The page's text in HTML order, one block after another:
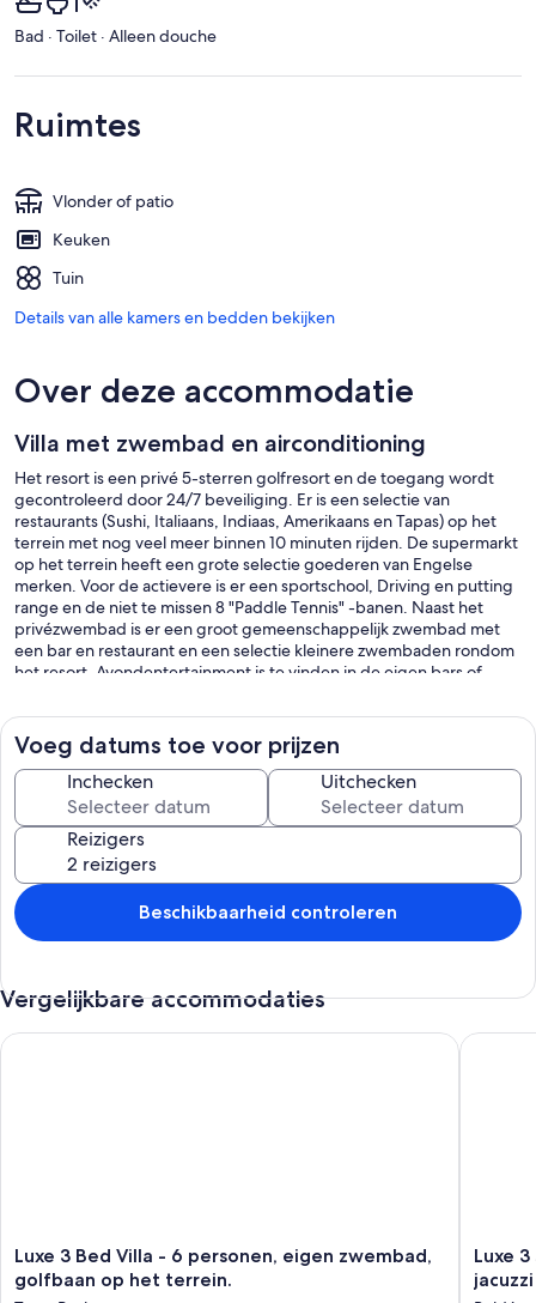
Bad · Toilet · Alleen douche
Ruimtes
Vlonder of patio
Keuken
Tuin
Details van alle kamers en bedden bekijken
Over deze accommodatie
Villa met zwembad en airconditioning
Het resort is een privé 5-sterren golfresort en de toegang wordt
gecontroleerd door 24/7 beveiliging. Er is een selectie van
restaurants (Sushi, Italiaans, Indiaas, Amerikaans en Tapas) op het
terrein met nog veel meer binnen 10 minuten rijden. De supermarkt
op het terrein heeft een grote selectie goederen van Engelse
merken. Voor de actievere is er een sportschool, Driving en putting
range en de niet te missen 8 "Paddle Tennis" -banen. Naast het
privézwembad is er een groot gemeenschappelijk zwembad met
een bar en restaurant en een selectie kleinere zwembaden rondom
het resort. Avondentertainment is te vinden in de eigen bars of
centrum van het resort biedt dagelijks entertainment voor kinderen
en livemuziek tijdens de belangrijkste vakantieperiodes.
Voeg datums toe voor prijzen
Inchecken Uitchecken
Reizigers
Beschikbaarheid controleren
Vergelijkbare accommodaties
Luxe
3
Bed
Luxe 3 Bed Villa - 6 personen, eigen zwembad,
golfbaan op het terrein.
Luxe 3 Bed Villa - 6 personen, eigen zwembad, golfbaan op
Luxe
3
Luxe
Luxe 3